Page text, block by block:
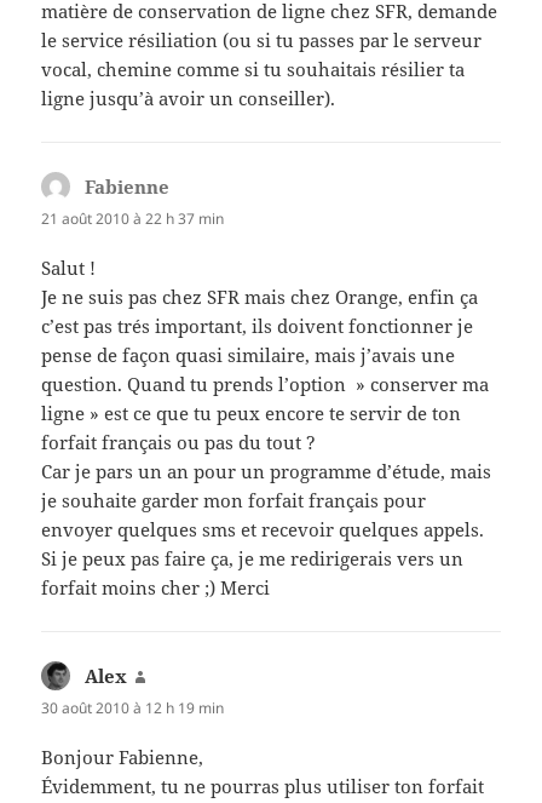
matière de conservation de ligne chez SFR, demande
le service résiliation (ou si tu passes par le serveur
vocal, chemine comme si tu souhaitais résilier ta
ligne jusqu’à avoir un conseiller).
Fabienne
21 août 2010 à 22 h 37 min
Salut !
Je ne suis pas chez SFR mais chez Orange, enfin ça
c’est pas trés important, ils doivent fonctionner je
pense de façon quasi similaire, mais j’avais une
question. Quand tu prends l’option » conserver ma
ligne » est ce que tu peux encore te servir de ton
forfait français ou pas du tout ?
Car je pars un an pour un programme d’étude, mais
je souhaite garder mon forfait français pour
envoyer quelques sms et recevoir quelques appels.
Si je peux pas faire ça, je me redirigerais vers un
forfait moins cher ;) Merci
Alex
30 août 2010 à 12 h 19 min
Bonjour Fabienne,
Évidemment, tu ne pourras plus utiliser ton forfait